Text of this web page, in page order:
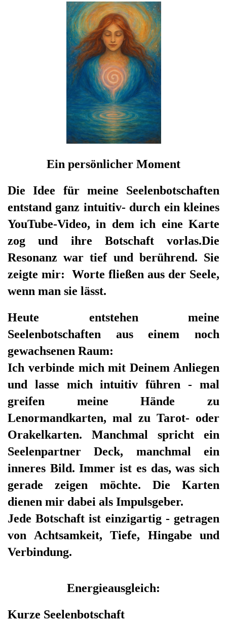
Ein persönlicher Moment
Die Idee für meine Seelenbotschaften
entstand ganz intuitiv- durch ein kleines
YouTube-Video, in dem ich eine Karte
zog und ihre Botschaft vorlas.Die
Resonanz war tief und berührend. Sie
zeigte mir: Worte fließen aus der Seele,
wenn man sie lässt.
Heute entstehen meine
Seelenbotschaften aus einem noch
gewachsenen Raum:
Ich verbinde mich mit Deinem Anliegen
und lasse mich intuitiv führen - mal
greifen meine Hände zu
Lenormandkarten, mal zu Tarot- oder
Orakelkarten. Manchmal spricht ein
Seelenpartner Deck, manchmal ein
inneres Bild. Immer ist es das, was sich
gerade zeigen möchte. Die Karten
dienen mir dabei als Impulsgeber.
Jede Botschaft ist einzigartig - getragen
von Achtsamkeit, Tiefe, Hingabe und
Verbindung.
Energieausgleich:
Kurze Seelenbotschaft